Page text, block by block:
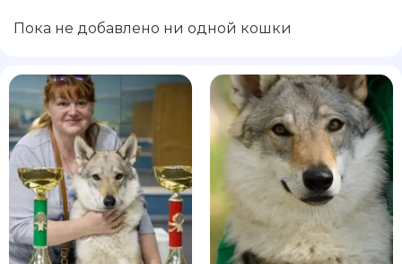
Пока не добавлено ни одной кошки